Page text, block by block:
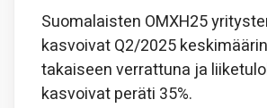
Suomalaisten OMXH25
kasvoivat Q2/2025
takaiseen verrattuna ja
kasvoivat peräti 35%.